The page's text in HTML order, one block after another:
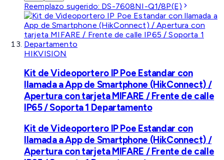
Reemplazo sugerido: DS-7608NI-Q1/8P(E)
HIKVISION
Kit de Videoportero IP Poe Estandar con
llamada a App de Smartphone (HikConnect) /
Apertura con tarjeta MIFARE / Frente de calle
IP65 / Soporta 1 Departamento
Kit de Videoportero IP Poe Estandar con
llamada a App de Smartphone (HikConnect) /
Apertura con tarjeta MIFARE / Frente de calle